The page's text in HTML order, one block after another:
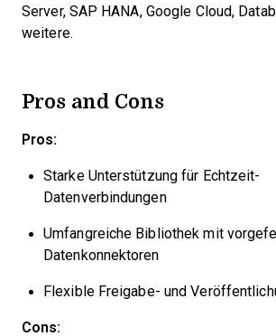
Server, SAP HANA, Google Cloud,
weitere.
Pros and Cons
Pros:
Starke Unterstützung für Echtzeit-
Datenverbindungen
Umfangreiche Bibliothek mit
Datenkonnektoren
Flexible Freigabe- und
Cons: